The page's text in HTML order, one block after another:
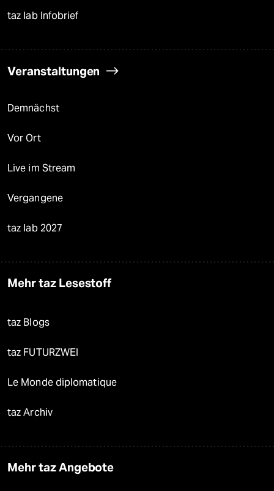
taz lab Infobrief
Veranstaltungen
Demnächst
Vor Ort
Live im Stream
Vergangene
taz lab 2027
Mehr taz Lesestoff
taz Blogs
taz FUTURZWEI
Le Monde diplomatique
taz Archiv
Mehr taz Angebote